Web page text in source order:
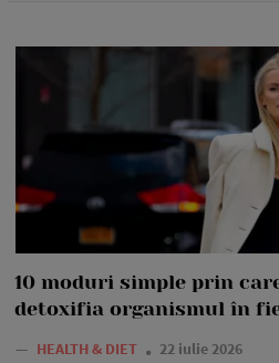
10 moduri simple prin
detoxifia organismul în
— HEALTH & DIET 22 iulie 2026